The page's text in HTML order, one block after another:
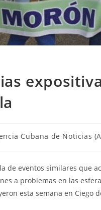
Cubana de Noticias
de eventos similares que
a problemas en las
esta semana en Ciego